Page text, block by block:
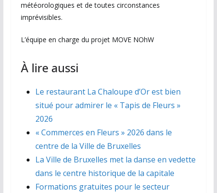
météorologiques et de toutes circonstances
imprévisibles.
L’équipe en charge du projet MOVE NOhW
À lire aussi
Le restaurant La Chaloupe d’Or est bien
situé pour admirer le « Tapis de Fleurs »
2026
« Commerces en Fleurs » 2026 dans le
centre de la Ville de Bruxelles
La Ville de Bruxelles met la danse en vedette
dans le centre historique de la capitale
Formations gratuites pour le secteur